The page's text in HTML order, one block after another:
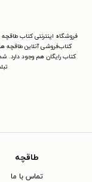
فروشگاه اینترنتی کتاب
کتاب‌فروشی آنلاین طاقچه
کتاب رایگان هم وجود دارد.
طاقچه
تماس با ما